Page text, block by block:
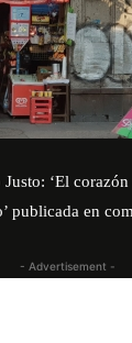
‘El
publicada en
- Advertisement -